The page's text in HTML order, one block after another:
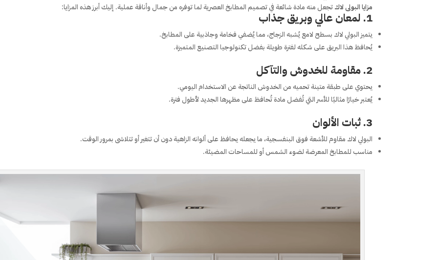
مزايا البولى لاكتجعل منه مادة شائعة في تصميم المطابخ العصرية لما توفره من جمال وأناقة عملية. إليك أبرز هذه المزايا:
1. لمعان عالي وبريق جذاب
يتميز البولي لاك بسطح لامع يُشبه الزجاج، مما يُضفي فخامة وجاذبية على المطابخ.
يُحافظ هذا البريق على شكله لفترة طويلة بفضل تكنولوجيا التصنيع المتميزة.
2. مقاومة للخدوش والتآكل
يحتوي على طبقة متينة تحميه من الخدوش الناتجة عن الاستخدام اليومي.
يُعتبر خيارًا مثاليًا للأسر التي تُفضل مادة تُحافظ على مظهرها الجديد لأطول فترة.
3. ثبات الألوان
البولي لاك مقاوم للأشعة فوق البنفسجية، ما يجعله يحافظ على ألوانه الزاهية دون أن تتغير أو تتلاشى بمرور الوقت.
مناسب للمطابخ المعرضة لضوء الشمس أو للمساحات المضيئة.